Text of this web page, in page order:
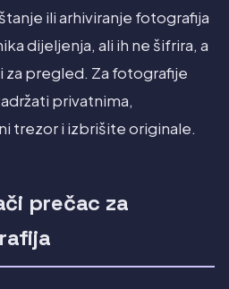
ili arhiviranje fotografija
dijeljenja, ali ih ne šifrira, a
za pregled. Za fotografije
privatnima,
trezor i izbrišite originale.
prečac za